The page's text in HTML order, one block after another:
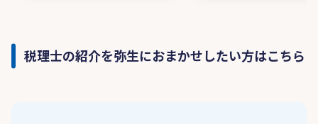
税理士の紹介を弥生におまかせしたい方はこちら